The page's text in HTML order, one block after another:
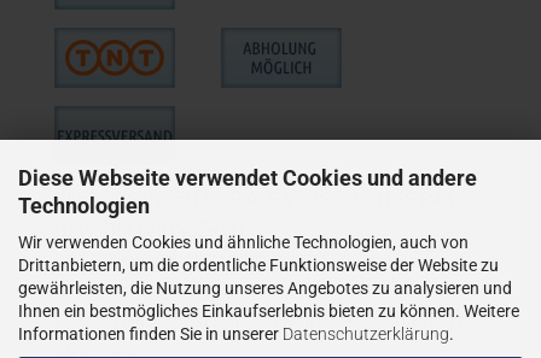
Diese Webseite verwendet Cookies und andere
Technologien
Wir verwenden Cookies und ähnliche Technologien, auch von
Drittanbietern, um die ordentliche Funktionsweise der Website zu
gewährleisten, die Nutzung unseres Angebotes zu analysieren und
Ihnen ein bestmögliches Einkaufserlebnis bieten zu können. Weitere
Informationen finden Sie in unserer Datenschutzerklärung.
WIE VERSENDEN NUR ALS VERSICHERTES PAKET,
BZW. BEI GRÖSSEREN
LIEFERUNGEN ALS VERSICHERTER
SPEDITIONSVERSAND.
LIEFERUNGEN AN PACKSTATIONEN SIND NICHT